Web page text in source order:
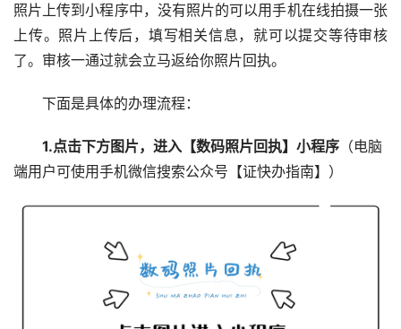
照片上传到小程序中，没有照片的可以用手机在线拍摄一张
上传。照片上传后，填写相关信息，就可以提交等待审核
了。审核一通过就会立马返给你照片回执。
下面是具体的办理流程：
1.点击下方图片，进入【数码照片回执】小程序 （电脑
端用户可使用手机微信搜索公众号【证快办指南】）